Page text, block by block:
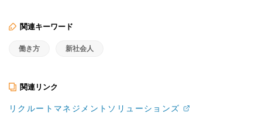
関連キーワード
働き方 新社会人
関連リンク
リクルートマネジメントソリューションズ